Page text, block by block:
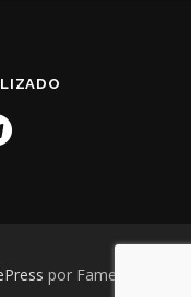
por FameThemes